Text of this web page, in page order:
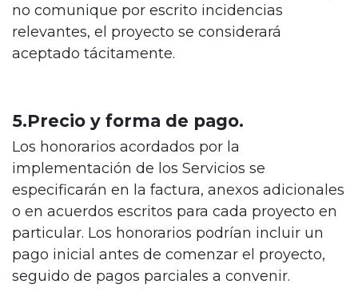
no comunique por escrito incidencias
relevantes, el proyecto se considerará
aceptado tácitamente.
5.Precio y forma de pago.
Los honorarios acordados por la
implementación de los Servicios se
especificarán en la factura, anexos adicionales
o en acuerdos escritos para cada proyecto en
particular. Los honorarios podrían incluir un
pago inicial antes de comenzar el proyecto,
seguido de pagos parciales a convenir.